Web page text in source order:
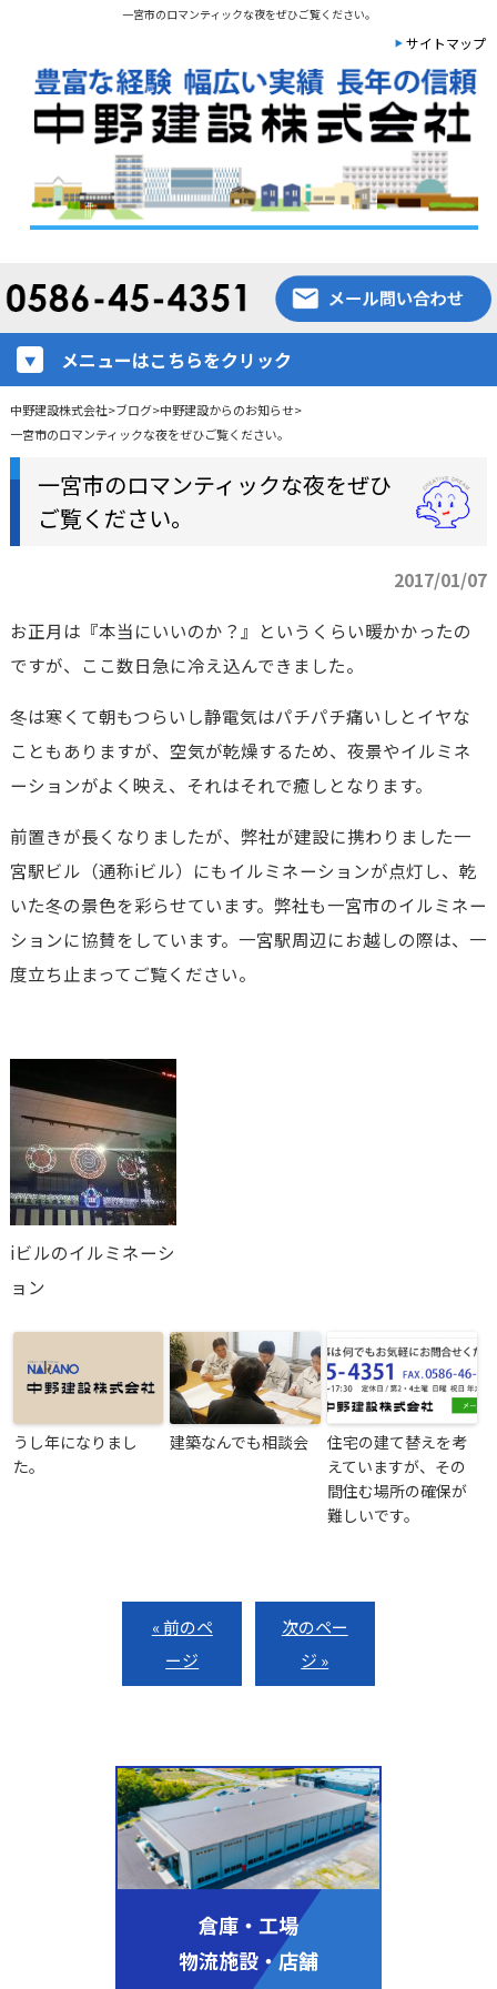
一宮市のロマンティックな夜をぜひご覧ください。
サイトマップ
メニューはこちらをクリック
中野建設株式会社>ブログ>中野建設からのお知らせ>
一宮市のロマンティックな夜をぜひご覧ください。
一宮市のロマンティックな夜をぜひ
ご覧ください。
2017/01/07
お正月は『本当にいいのか？』というくらい暖かかったの
ですが、ここ数日急に冷え込んできました。
冬は寒くて朝もつらいし静電気はパチパチ痛いしとイヤな
こともありますが、空気が乾燥するため、夜景やイルミネ
ーションがよく映え、それはそれで癒しとなります。
前置きが長くなりましたが、弊社が建設に携わりました一
宮駅ビル（通称iビル）にもイルミネーションが点灯し、乾
いた冬の景色を彩らせています。弊社も一宮市のイルミネー
ションに協賛をしています。一宮駅周辺にお越しの際は、一
度立ち止まってご覧ください。
iビルのイルミネーシ
ョン
うし年になりまし
た。
建築なんでも相談会
住宅の建て替えを考
えていますが、その
間住む場所の確保が
難しいです。
« 前のペ
ージ
次のペー
ジ »
倉庫・工場
物流施設・店舗